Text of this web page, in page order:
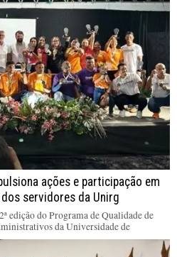
ações e participação em
servidores da Unirg
edição do Programa de Qualidade de
da Universidade de